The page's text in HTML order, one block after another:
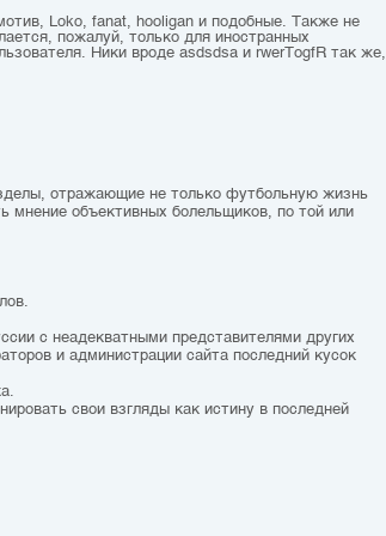
Loko, fanat, hooligan и подобные. Также не
пожалуй, только для иностранных
Ники вроде asdsdsa и rwerTоgfR так же,
отражающие не только футбольную жизнь
мнение объективных болельщиков, по той или
с неадекватными представителями других
и администрации сайта последний кусок
свои взгляды как истину в последней